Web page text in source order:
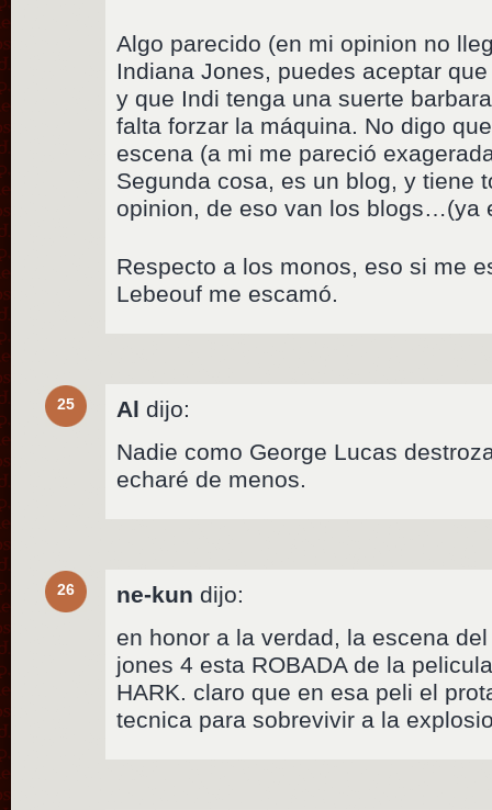
Algo parecido (en mi opinion no
Indiana Jones, puedes aceptar
y que Indi tenga una suerte
falta forzar la máquina. No digo
escena (a mi me pareció
Segunda cosa, es un blog, y tiene
opinion, de eso van los blogs…(ya
Respecto a los monos, eso si me
Lebeouf me escamó.
25 Al dijo:
Nadie como George Lucas
echaré de menos.
26 ne-kun dijo:
en honor a la verdad, la escena
jones 4 esta ROBADA de la
HARK. claro que en esa peli el
tecnica para sobrevivir a la